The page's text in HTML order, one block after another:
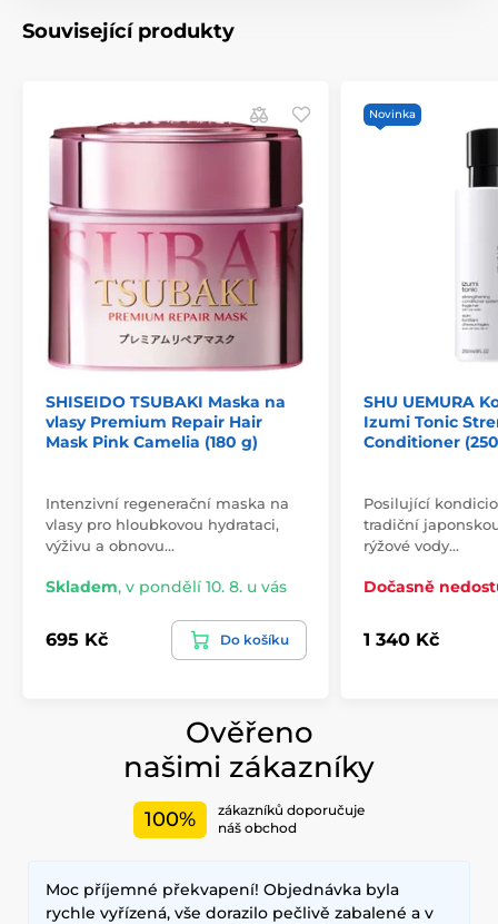
Související produkty
SHISEIDO TSUBAKI Maska na
vlasy Premium Repair Hair
Mask Pink Camelia (180 g)
Intenzivní regenerační maska na
vlasy pro hloubkovou hydrataci,
výživu a obnovu…
Skladem, v pondělí 10. 8. u vás
695 Kč Do košíku
Novinka
SHU UEMURA
Izumi Tonic
Conditioner
Posilující
tradiční
rýžové vody…
Dočasně
1 340 Kč
Ověřeno
našimi zákazníky
100%
zákazníků doporučuje
náš obchod
Moc příjemné překvapení! Objednávka byla
rychle vyřízená, vše dorazilo pečlivě zabalené a v